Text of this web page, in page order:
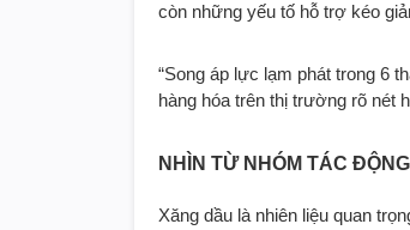
còn những yếu tố hỗ trợ kéo
“Song áp lực lạm phát trong 6
hàng hóa trên thị trường rõ nét
NHÌN TỪ NHÓM TÁC ĐỘNG
Xăng dầu là nhiên liệu quan